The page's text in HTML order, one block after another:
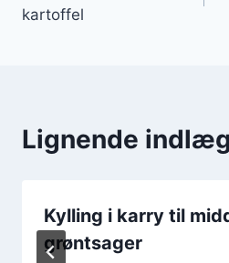
kartoffel
Lignende indlæg
Kylling i karry til
grøntsager